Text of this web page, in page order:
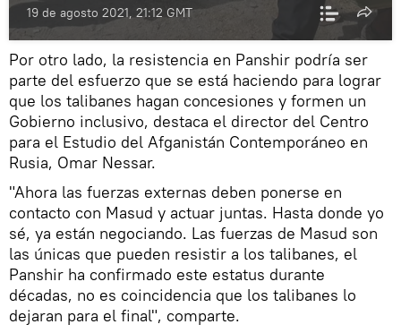
19 de agosto 2021, 21:12 GMT
Por otro lado, la resistencia en Panshir podría ser
parte del esfuerzo que se está haciendo para lograr
que los talibanes hagan concesiones y formen un
Gobierno inclusivo, destaca el director del Centro
para el Estudio del Afganistán Contemporáneo en
Rusia, Omar Nessar.
"Ahora las fuerzas externas deben ponerse en
contacto con Masud y actuar juntas. Hasta donde yo
sé, ya están negociando. Las fuerzas de Masud son
las únicas que pueden resistir a los talibanes, el
Panshir ha confirmado este estatus durante
décadas, no es coincidencia que los talibanes lo
dejaran para el final", comparte.